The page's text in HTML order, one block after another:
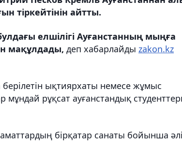
тіркейтінін айтты.
елшілігі Ауғанстанның мыңға
мақұлдады, деп хабарлайды zakon.kz
ықтиярхаты немесе жұмыс
рұқсат ауғанстандық
бірқатар санаты бойынша